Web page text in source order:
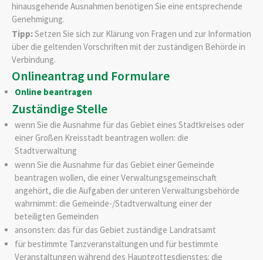
hinausgehende Ausnahmen benötigen Sie eine entsprechende
Genehmigung.
Tipp: Setzen Sie sich zur Klärung von Fragen und zur Information
über die geltenden Vorschriften mit der zuständigen Behörde in
Verbindung.
Onlineantrag und Formulare
Online beantragen
Zuständige Stelle
wenn Sie die Ausnahme für das Gebiet eines Stadtkreises oder
einer Großen Kreisstadt beantragen wollen: die
Stadtverwaltung
wenn Sie die Ausnahme für das Gebiet einer Gemeinde
beantragen wollen, die einer Verwaltungsgemeinschaft
angehört, die die Aufgaben der unteren Verwaltungsbehörde
wahrnimmt: die Gemeinde-/Stadtverwaltung einer der
beteiligten Gemeinden
ansonsten: das für das Gebiet zuständige Landratsamt
für bestimmte Tanzveranstaltungen und für bestimmte
Veranstaltungen während des Hauptgottesdienstes: die